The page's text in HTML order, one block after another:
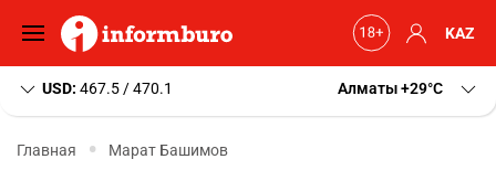
KAZ
USD: 467.5 / 470.1 Алматы+29 C
Главная Марат Башимов